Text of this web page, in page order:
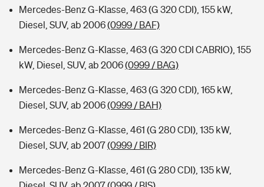
Mercedes-Benz G-Klasse, 463 (G 320 CDI), 155 kW,
Diesel, SUV, ab 2006(0999 / BAF)
Mercedes-Benz G-Klasse, 463 (G 320 CDI CABRIO), 155
kW, Diesel, SUV, ab 2006(0999 / BAG)
Mercedes-Benz G-Klasse, 463 (G 320 CDI), 165 kW,
Diesel, SUV, ab 2006(0999 / BAH)
Mercedes-Benz G-Klasse, 461 (G 280 CDI), 135 kW,
Diesel, SUV, ab 2007(0999 / BIR)
Mercedes-Benz G-Klasse, 461 (G 280 CDI), 135 kW,